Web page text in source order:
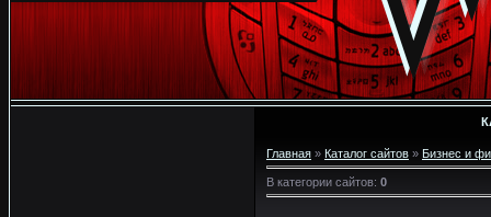
Главная » Каталог сайтов » Бизнес и
В категории сайтов: 0